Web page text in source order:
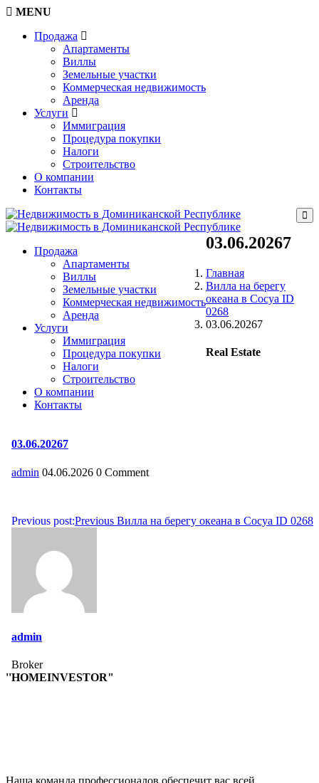
MENU
Продажа
Апартаменты
Виллы
Земельные участки
Коммерческая недвижимость
Аренда
Услуги
Иммиграция
Процедура покупки
Налоги
Строительство
О компании
Контакты
Продажа
Апартаменты
Виллы
Земельные участки
Коммерческая недвижимость
Аренда
Услуги
Иммиграция
Процедура покупки
Налоги
Строительство
О компании
Контакты
03.06.20267
Главная
Вилла на берегу
океана в Сосуа ID
0268
03.06.20267
03.06.20267
admin 04.06.2026 0 Comment
Навигация
записям
Previous
Previous post: Вилла на берегу океана в Сосуа ID 0268
admin
Broker
Real Estate
''HOMEINVESTOR"